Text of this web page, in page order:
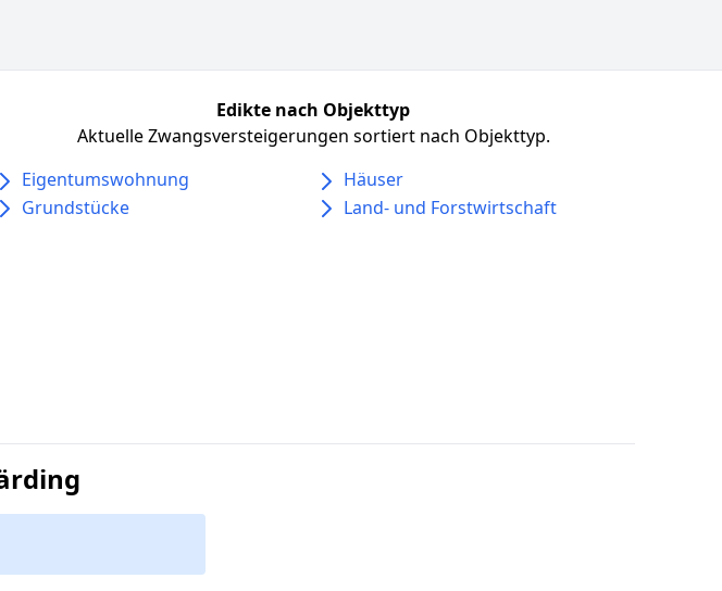
Edikte nach Objekttyp
Aktuelle Zwangsversteigerungen sortiert nach Objekttyp.
Eigentumswohnung
Grundstücke
Häuser
Land- und Forstwirtschaft